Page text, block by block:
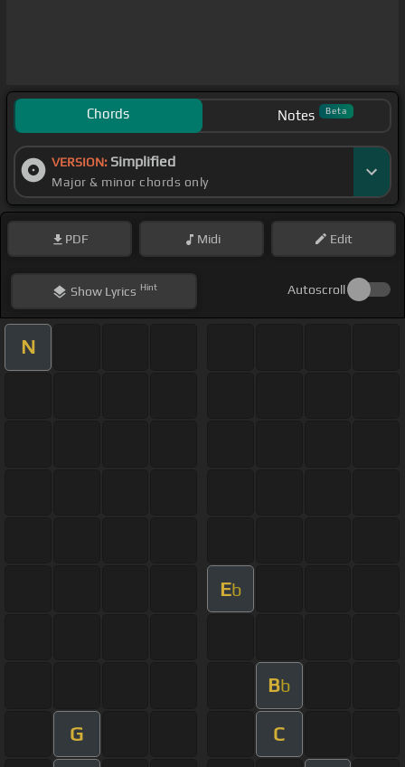
Chords Notes Beta
VERSION: Simplified
Major & minor chords only
PDF Midi Edit
ShowLyrics Hint Autoscroll
N
Eb
Bb
G C